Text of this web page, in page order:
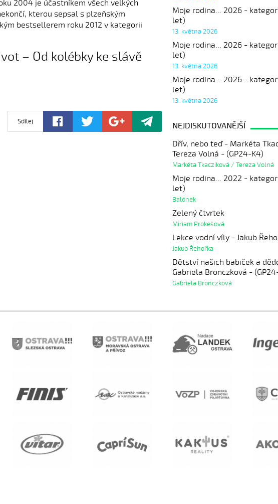
2004 je účastníkem všech velkých
kterou sepsal s plzeňským
bestsellerem roku 2012 v kategorii
– Od kolébky ke slávě
Sdílej
Moje rodina... 2026 -
let)
13. května 2026
Moje rodina... 2026 -
let)
13. května 2026
Moje rodina... 2026 -
let)
13. května 2026
NEJDISKUTOVANĚJŠÍ
Dřív, nebo teď - Markéta
Tereza Volná - (GP24-K4)
Markéta Tkacziková / Tereza Volná
Moje rodina... 2022 -
let)
Balónek
Zelený čtvrtek
Miriam Prokešová
Lekce vodní víly - Jakub
Jakub Řehořka
Dětství našich babiček a
Gabriela Bronczková -
Gabriela Bronczková